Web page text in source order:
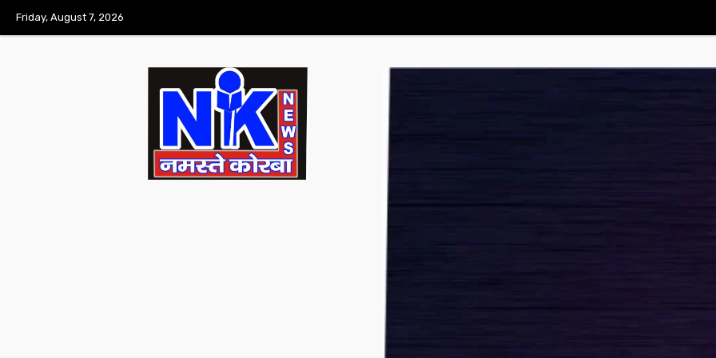
Friday, August 7, 2026